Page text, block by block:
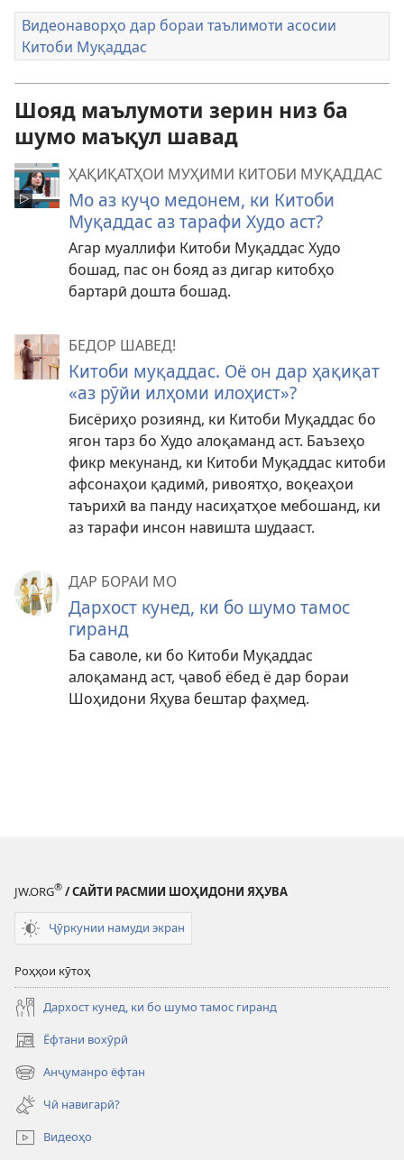
Видеонаворҳо дар бораи таълимоти асосии
Китоби Муқаддас
Шояд маълумоти зерин низ ба
шумо маъқул шавад
ҲАҚИҚАТҲОИ МУҲИМИ КИТОБИ МУҚАДДАС
Мо аз куҷо медонем, ки Китоби
Муқаддас аз тарафи Худо аст?
Агар муаллифи Китоби Муқаддас Худо
бошад, пас он бояд аз дигар китобҳо
бартарӣ дошта бошад.
БЕДОР ШАВЕД!
Китоби муқаддас. Оё он дар ҳақиқат
«аз рӯйи илҳоми илоҳист»?
Бисёриҳо розиянд, ки Китоби Муқаддас бо
ягон тарз бо Худо алоқаманд аст. Баъзеҳо
фикр мекунанд, ки Китоби Муқаддас китоби
афсонаҳои қадимӣ, ривоятҳо, воқеаҳои
таърихӣ ва панду насиҳатҳое мебошанд, ки
аз тарафи инсон навишта шудааст.
ДАР БОРАИ МО
Дархост кунед, ки бо шумо тамос
гиранд
Ба саволе, ки бо Китоби Муқаддас
алоқаманд аст, ҷавоб ёбед ё дар бораи
Шоҳидони Яҳува бештар фаҳмед.
JW.ORG® / САЙТИ РАСМИИ ШОҲИДОНИ ЯҲУВА
Ҷӯркунии намуди экран
Роҳҳои кӯтоҳ
Дархост кунед, ки бо шумо тамос гиранд
Ёфтани вохӯрӣ
(дар
саҳифаи
нав
кушода
мешавад)
Анҷуманро ёфтан
(дар
саҳифаи
нав
кушода
мешавад)
Чӣ навигарӣ?
Видеоҳо